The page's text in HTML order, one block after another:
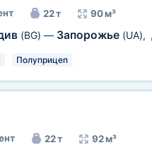
22 т 90 м³
(BG) — Запорожье (UA),
Полуприцеп
22 т 92 м³